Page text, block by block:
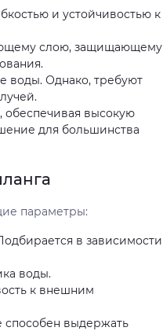
и устойчивостью к
слою, защищающему
воды. Однако, требуют
обеспечивая высокую
для большинства
параметры:
в зависимости
воды.
к внешним
способен выдержать